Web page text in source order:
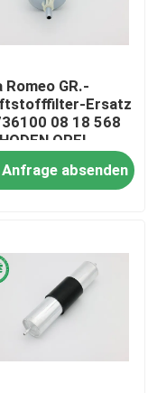
Romeo GR.-
Ersatz
08 18 568
OPEL
Anfrage absenden